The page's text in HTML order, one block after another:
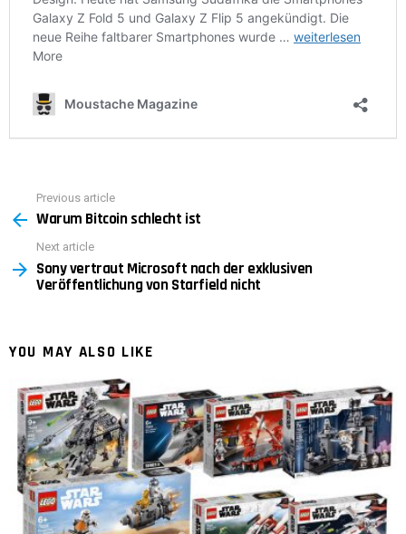
more
Previous article
Warum Bitcoin schlecht ist
Next article
Sony vertraut Microsoft nach der exklusiven
Veröffentlichung von Starfield nicht
YOU MAY ALSO LIKE